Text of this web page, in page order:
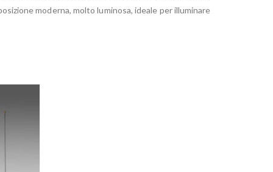
moderna, molto luminosa, ideale per illuminare